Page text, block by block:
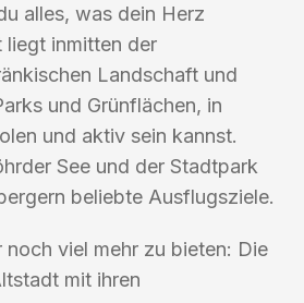
alles, was dein Herz
liegt inmitten der
Landschaft und
und Grünflächen, in
und aktiv sein kannst.
See und der Stadtpark
beliebte Ausflugsziele.
noch viel mehr zu bieten: Die
mit ihren